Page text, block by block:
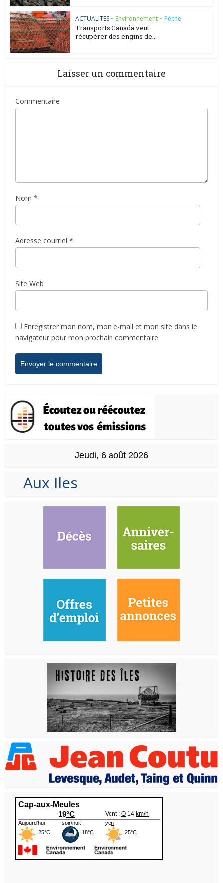
ACTUALITES • Environnement • Pêche
Transports Canada veut
récupérer des engins de...
Laisser un commentaire
Commentaire
Nom *
Adresse courriel *
Site Web
Enregistrer mon nom, mon e-mail et mon site dans le
navigateur pour mon prochain commentaire.
Jeudi, 6 août 2026
Aux Iles